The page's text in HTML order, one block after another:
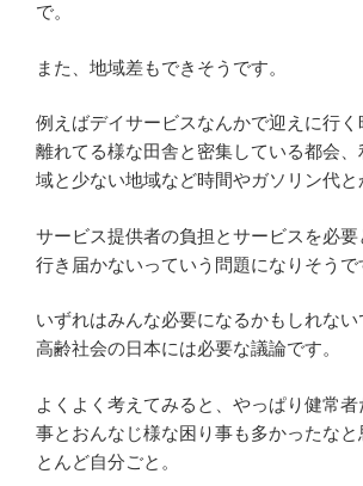
で。
また、地域差もできそうです。
例えばデイサービスなんかで迎えに行
離れてる様な田舎と密集している都会
域と少ない地域など時間やガソリン代と
サービス提供者の負担とサービスを必要
行き届かないっていう問題になりそうで
いずれはみんな必要になるかもしれない
高齢社会の日本には必要な議論です。
よくよく考えてみると、やっぱり健常者
事とおんなじ様な困り事も多かったな
とんど自分ごと。